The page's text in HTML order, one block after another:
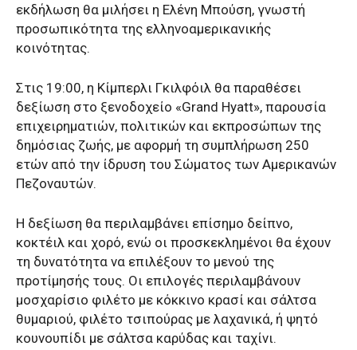
εκδήλωση θα μιλήσει η Ελένη Μπούση, γνωστή
προσωπικότητα της ελληνοαμερικανικής
κοινότητας.
Στις 19:00, η Κίμπερλι Γκιλφόιλ θα παραθέσει
δεξίωση στο ξενοδοχείο «Grand Hyatt», παρουσία
επιχειρηματιών, πολιτικών και εκπροσώπων της
δημόσιας ζωής, με αφορμή τη συμπλήρωση 250
ετών από την ίδρυση του Σώματος των Αμερικανών
Πεζοναυτών.
Η δεξίωση θα περιλαμβάνει επίσημο δείπνο,
κοκτέιλ και χορό, ενώ οι προσκεκλημένοι θα έχουν
τη δυνατότητα να επιλέξουν το μενού της
προτίμησής τους. Οι επιλογές περιλαμβάνουν
μοσχαρίσιο φιλέτο με κόκκινο κρασί και σάλτσα
θυμαριού, φιλέτο τσιπούρας με λαχανικά, ή ψητό
κουνουπίδι με σάλτσα καρύδας και ταχίνι.